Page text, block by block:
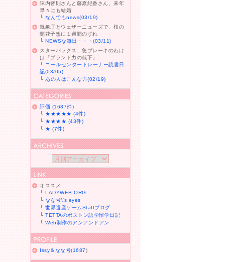
陣内智則さんと藤原紀香さん、来年
早々にも結婚
└なんでもnews(03/19)
気象庁とウェザーニューズで、桜の
開花予想に１週間のずれ
└NEWSな毎日・・・(03/11)
スターバックス、急ブレーキのわけ
は「ブランド力の低下」
└ コールセンタートレーナー読書日
記(03/05)
└ あの人はこんな方(02/19)
評価 (1687件)
└ ★★★★★ (4件)
└ ★★★★ (43件)
└ ★ (7件)
オススメ
└LADYWEB.ORG
└なな号\'s eyes
└世界遺産ゲームStaffブログ
└TETTAのボストン語学留学日記
└Web制作のアンアンドアン
Issy＆なな号(1687)